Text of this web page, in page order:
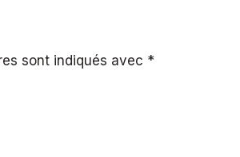
ultime
sont indiqués avec *